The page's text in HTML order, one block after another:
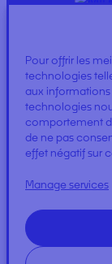
Pour offrir les
technologies
aux informations
technologies
comportement
de ne pas
effet négatif sur
Manage services